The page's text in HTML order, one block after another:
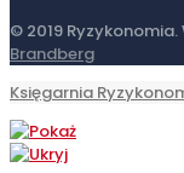
© 2019
Brandberg
Księgarnia